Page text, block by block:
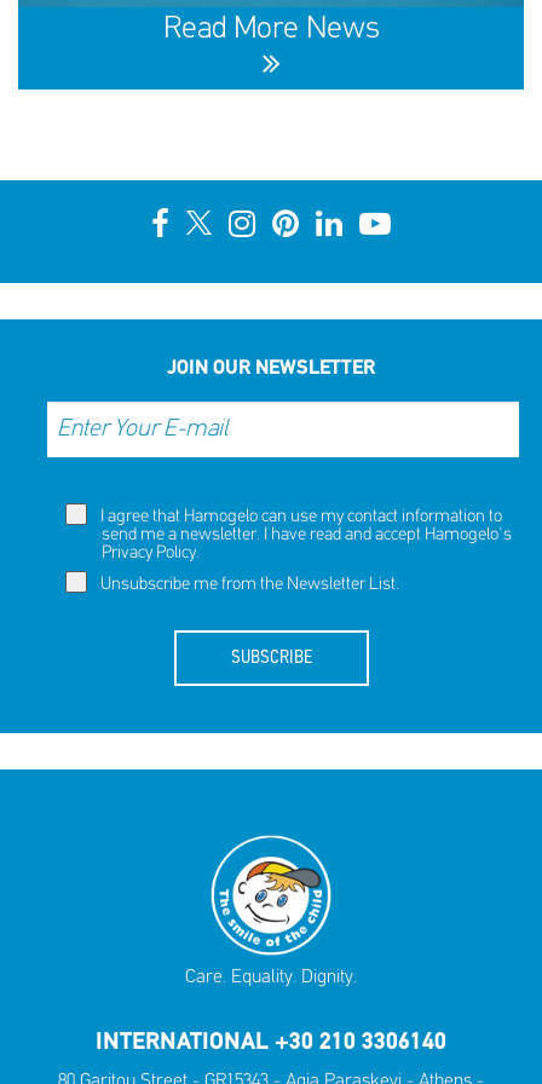
SHARE
REACT
Read More News
JOIN OUR NEWSLETTER
I agree that Hamogelo can use my contact information to
send me a newsletter. I have read and accept Hamogelo's
Privacy Policy.
Unsubscribe me from the Newsletter List.
SUBSCRIBE
Care. Equality. Dignity.
INTERNATIONAL +30 210 3306140